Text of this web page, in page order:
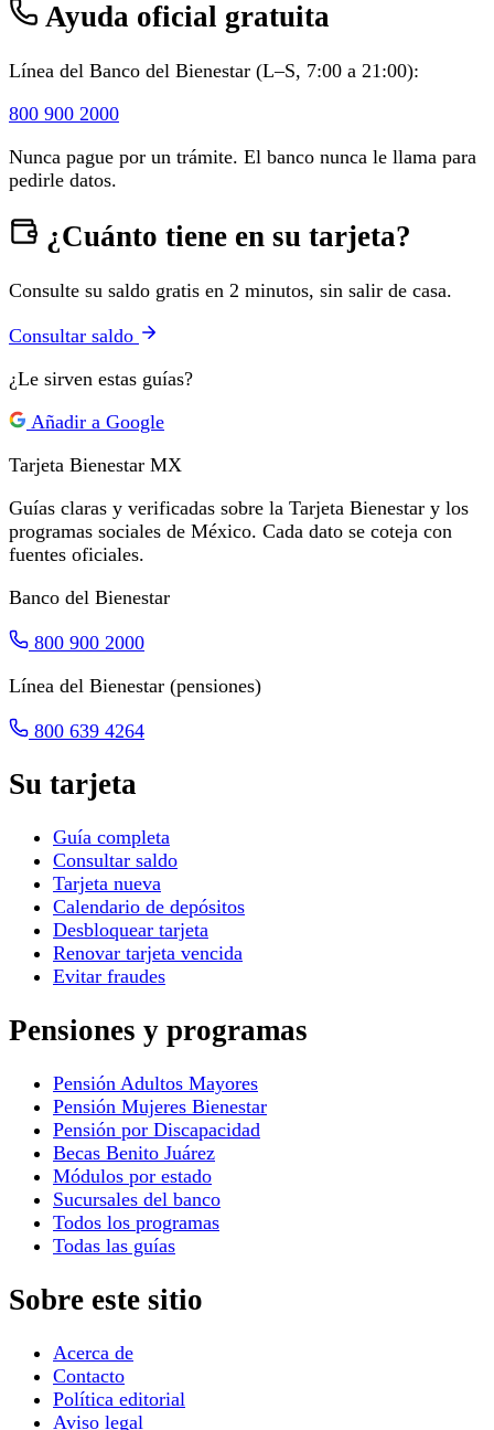
Ayuda oficial gratuita
Línea del Banco del Bienestar (L–S, 7:00 a 21:00):
800 900 2000
Nunca pague por un trámite. El banco nunca le llama para
pedirle datos.
¿Cuánto tiene en su tarjeta?
Consulte su saldo gratis en 2 minutos, sin salir de casa.
Consultar saldo
¿Le sirven estas guías?
Añadir a Google
Tarjeta Bienestar MX
Guías claras y verificadas sobre la Tarjeta Bienestar y los
programas sociales de México. Cada dato se coteja con
fuentes oficiales.
Banco del Bienestar
800 900 2000
Línea del Bienestar (pensiones)
800 639 4264
Su tarjeta
Guía completa
Consultar saldo
Tarjeta nueva
Calendario de depósitos
Desbloquear tarjeta
Renovar tarjeta vencida
Evitar fraudes
Pensiones y programas
Pensión Adultos Mayores
Pensión Mujeres Bienestar
Pensión por Discapacidad
Becas Benito Juárez
Módulos por estado
Sucursales del banco
Todos los programas
Todas las guías
Sobre este sitio
Acerca de
Contacto
Política editorial
Aviso legal